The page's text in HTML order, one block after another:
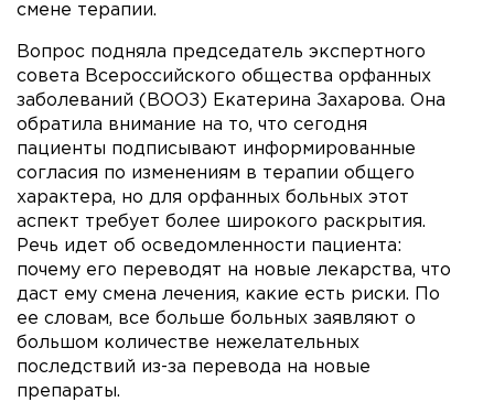
смене терапии.
Вопрос подняла председатель экспертного
совета Всероссийского общества орфанных
заболеваний (ВООЗ) Екатерина Захарова. Она
обратила внимание на то, что сегодня
пациенты подписывают информированные
согласия по изменениям в терапии общего
характера, но для орфанных больных этот
аспект требует более широкого раскрытия.
Речь идет об осведомленности пациента:
почему его переводят на новые лекарства, что
даст ему смена лечения, какие есть риски. По
ее словам, все больше больных заявляют о
большом количестве нежелательных
последствий из-за перевода на новые
препараты.